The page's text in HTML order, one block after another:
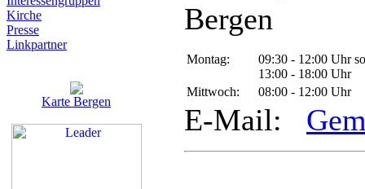
Kirche
Presse
Linkpartner
Karte Bergen
Bergen
Montag:
09:30 - 12:00 Uhr
13:00 - 18:00 Uhr
Mittwoch:
08:00 - 12:00 Uhr
E-Mail: